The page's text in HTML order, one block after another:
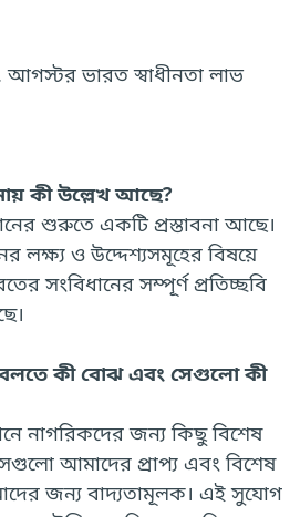
আগস্টর ভারত স্বাধীনতা লাভ
কী উল্লেখ আছে?
শুরুতে একটি প্রস্তাবনা আছে।
লক্ষ্য ও উদ্দেশ্যসমূহের বিষয়ে
সংবিধানের সম্পূর্ণ প্রতিচ্ছবি
কী বোঝ এবং সেগুলো কী
নাগরিকদের জন্য কিছু বিশেষ
আমাদের প্রাপ্য এবং বিশেষ
জন্য বাদ্যতামূলক। এই সুযোগ